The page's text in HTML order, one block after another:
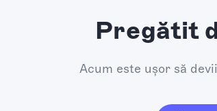
Pregătit
Acum este ușor să